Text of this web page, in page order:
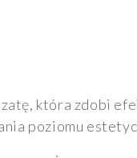
która zdobi
poziomu